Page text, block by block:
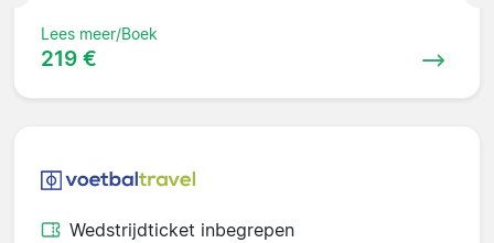
Lees meer/Boek
219 €
Wedstrijdticket inbegrepen